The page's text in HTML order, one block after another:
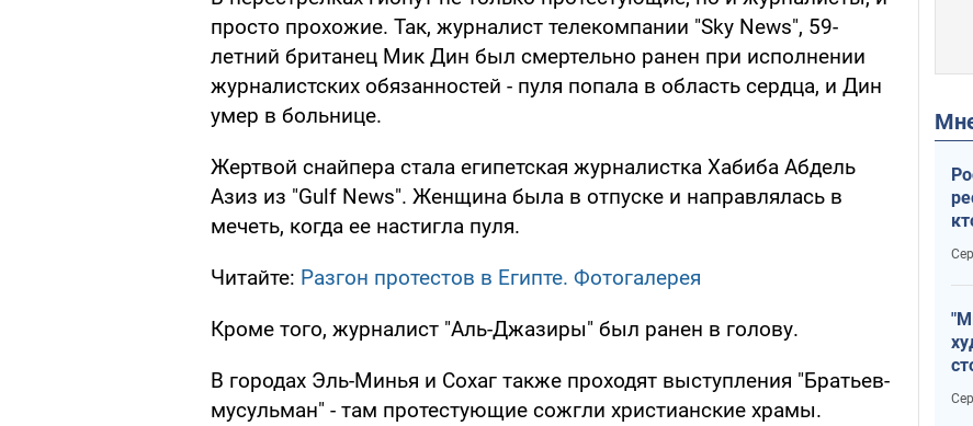
просто прохожие. Так, журналист телекомпании "Sky News", 59-
летний британец Мик Дин был смертельно ранен при исполнении
журналистских обязанностей - пуля попала в область сердца, и Дин
умер в больнице.
Жертвой снайпера стала египетская журналистка Хабиба Абдель
Азиз из "Gulf News". Женщина была в отпуске и направлялась в
мечеть, когда ее настигла пуля.
Читайте: Разгон протестов в Египте. Фотогалерея
Кроме того, журналист "Аль-Джазиры" был ранен в голову.
В городах Эль-Минья и Сохаг также проходят выступления "Братьев-
мусульман" - там протестующие сожгли христианские храмы.